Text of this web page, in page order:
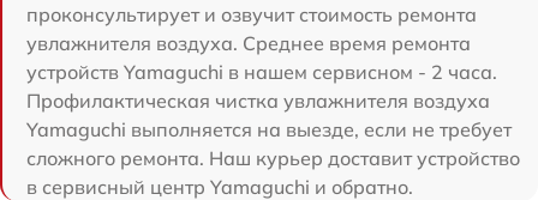
проконсультирует и озвучит стоимость ремонта
увлажнителя воздуха. Среднее время ремонта
устройств Yamaguchi в нашем сервисном - 2 часа.
Профилактическая чистка увлажнителя воздуха
Yamaguchi выполняется на выезде, если не требует
сложного ремонта. Наш курьер доставит устройство
в сервисный центр Yamaguchi и обратно.